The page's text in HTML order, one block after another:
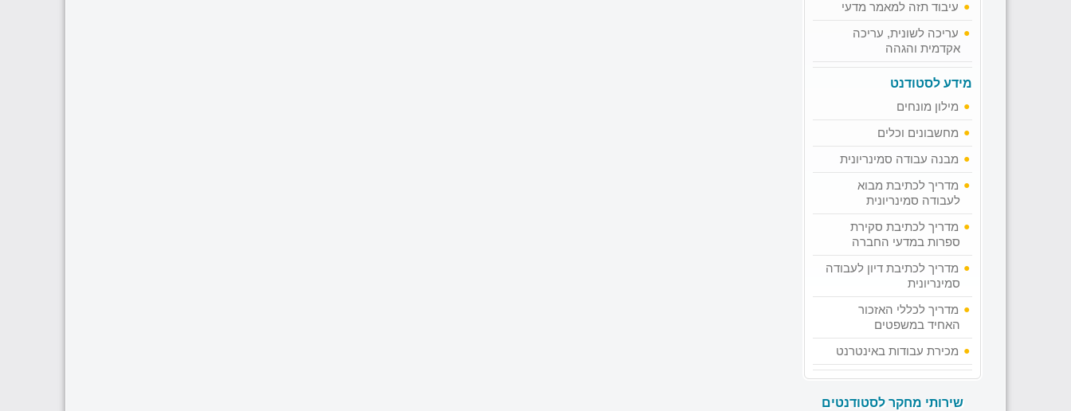
עיבוד תזה למאמר מדעי
עריכה לשונית, עריכה
אקדמית והגהה
מידע לסטודנט
מילון מונחים
מחשבונים וכלים
מבנה עבודה סמינריונית
מדריך לכתיבת מבוא
לעבודה סמינריונית
מדריך לכתיבת סקירת
ספרות במדעי החברה
מדריך לכתיבת דיון לעבודה
סמינריונית
מדריך לכללי האזכור
האחיד במשפטים
מכירת עבודות באינטרנט
שירותי מחקר לסטודנטים